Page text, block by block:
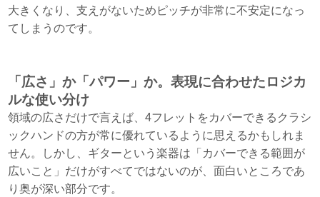
大きくなり、支えがないためピッチが非常に不安定になっ
てしまうのです。
「広さ」か「パワー」か。表現に合わせたロジカ
ルな使い分け
領域の広さだけで言えば、4フレットをカバーできるクラシ
ックハンドの方が常に優れているように思えるかもしれま
せん。しかし、ギターという楽器は「カバーできる範囲が
広いこと」だけがすべてではないのが、面白いところであ
り奥が深い部分です。